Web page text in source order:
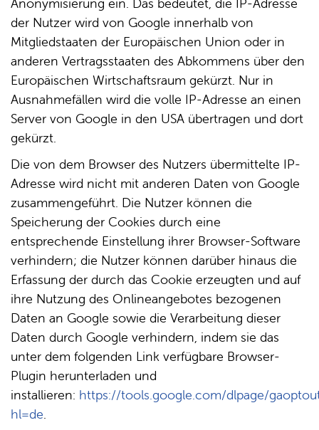
der Nutzer wird von Google innerhalb von
Mitgliedstaaten der Europäischen Union oder in
anderen Vertragsstaaten des Abkommens über den
Europäischen Wirtschaftsraum gekürzt. Nur in
Ausnahmefällen wird die volle IP-Adresse an einen
Server von Google in den USA übertragen und dort
gekürzt.
Die von dem Browser des Nutzers übermittelte IP-
Adresse wird nicht mit anderen Daten von Google
zusammengeführt. Die Nutzer können die
Speicherung der Cookies durch eine
entsprechende Einstellung ihrer Browser-Software
verhindern; die Nutzer können darüber hinaus die
Erfassung der durch das Cookie erzeugten und auf
ihre Nutzung des Onlineangebotes bezogenen
Daten an Google sowie die Verarbeitung dieser
Daten durch Google verhindern, indem sie das
unter dem folgenden Link verfügbare Browser-
Plugin herunterladen und
installieren: https://tools.google.com/dlpage/
hl=de.